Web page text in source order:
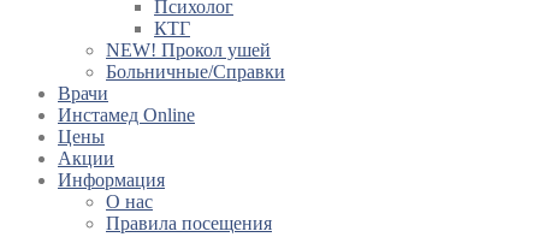
Психолог
КТГ
NEW! Прокол ушей
Больничные/Справки
Врачи
Инстамед Online
Цены
Акции
Информация
О нас
Правила посещения